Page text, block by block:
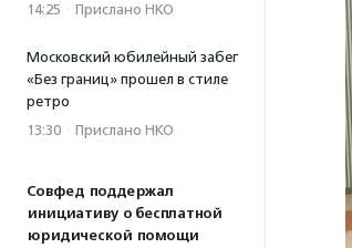
14:25 · Прислано НКО
Московский юбилейный забег
«Без границ» прошел в стиле
ретро
13:30 · Прислано НКО
Совфед поддержал
инициативу о бесплатной
юридической помощи